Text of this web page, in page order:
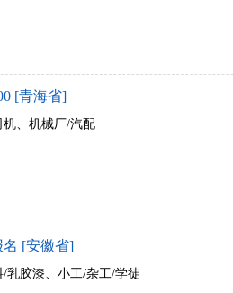
[青海省]
、机械厂/汽配
名 [安徽省]
乳胶漆、小工/杂工/学徒